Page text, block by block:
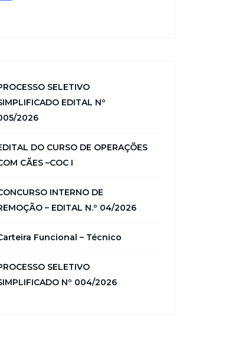
SELETIVO
EDITAL Nº
2026
DO CURSO DE OPERAÇÕES
CÃES –COC I
INTERNO DE
– EDITAL N.º 04/2026
Funcional – Técnico
SELETIVO
Nº 004/2026